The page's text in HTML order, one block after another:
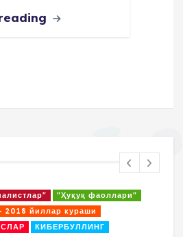
"Правозащитники"
2018. Борьбы
Кибербуллинг